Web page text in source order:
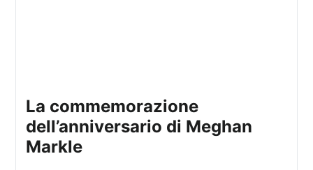
la commemorazione
dell’anniversario di Meghan
Markle